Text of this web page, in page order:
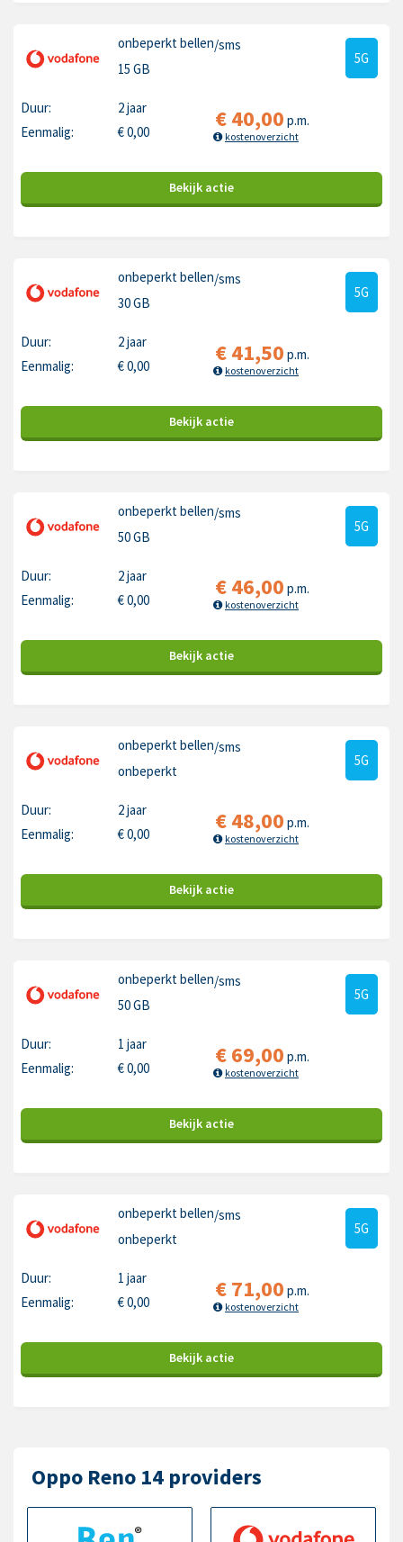
onbeperkt bellen/sms
15 GB
5G
Duur:
2 jaar
Eenmalig:
€0,00 €40,00 p.m.
kostenoverzicht
Bekijk actie
onbeperkt bellen/sms
30 GB
5G
Duur:
2 jaar
Eenmalig:
€0,00 €41,50 p.m.
kostenoverzicht
Bekijk actie
onbeperkt bellen/sms
50 GB
5G
Duur:
2 jaar
Eenmalig:
€0,00 €46,00 p.m.
kostenoverzicht
Bekijk actie
onbeperkt bellen/sms
onbeperkt
5G
Duur:
2 jaar
Eenmalig:
€0,00 €48,00 p.m.
kostenoverzicht
Bekijk actie
onbeperkt bellen/sms
50 GB
5G
Duur:
1 jaar
Eenmalig:
€0,00 €69,00 p.m.
kostenoverzicht
Bekijk actie
onbeperkt bellen/sms
onbeperkt
5G
Duur:
1 jaar
Eenmalig:
€0,00 €71,00 p.m.
kostenoverzicht
Bekijk actie
Oppo Reno 14 providers